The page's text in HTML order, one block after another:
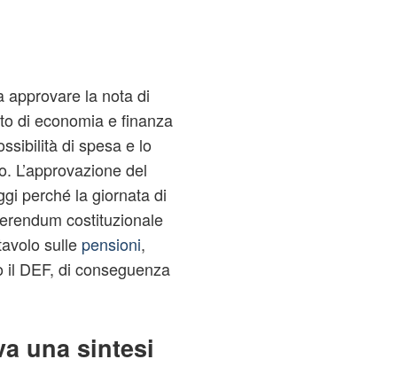
approvare la nota di
di economia e finanza
di spesa e lo
L’approvazione del
perché la giornata di
costituzionale
sulle pensioni,
DEF, di conseguenza
una sintesi